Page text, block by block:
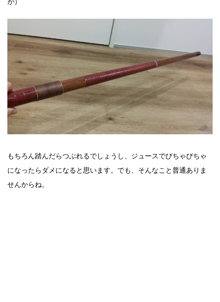
が）
もちろん踏んだらつぶれるでしょうし、ジュースでびちゃびちゃ
になったらダメになると思います。でも、そんなこと普通ありま
せんからね。